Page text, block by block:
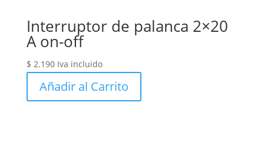
Interruptor de palanca 2×20
A on-off
$ 2.190 Iva incluido
Añadir al Carrito